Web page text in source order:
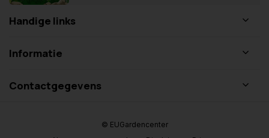
Handige links
Informatie
Contactgegevens
© EUGardencenter